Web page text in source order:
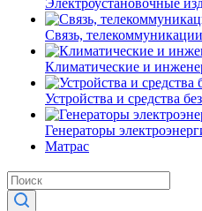
Электроустановочные
Связь, телекоммуникации
Климатические и
Устройства и средства
Генераторы
Матрас